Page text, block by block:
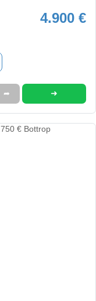
4.900 €
➦ ➜